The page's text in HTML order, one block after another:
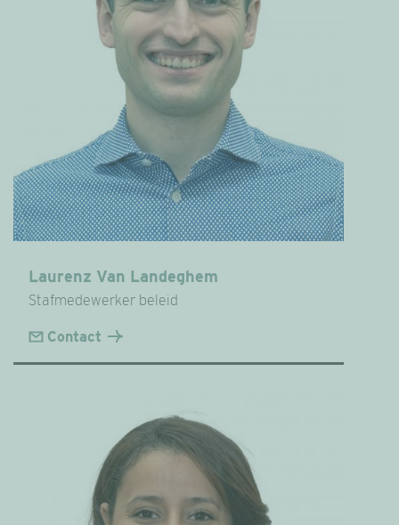
Laurenz Van Landeghem
Stafmedewerker beleid
Contact